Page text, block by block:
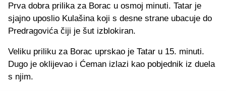
Prva dobra prilika za Borac u osmoj minuti. Tatar je
sjajno uposlio Kulašina koji s desne strane ubacuje do
Predragovića čiji je šut izblokiran.
Veliku priliku za Borac uprskao je Tatar u 15. minuti.
Dugo je oklijevao i Ćeman izlazi kao pobjednik iz duela
s njim.